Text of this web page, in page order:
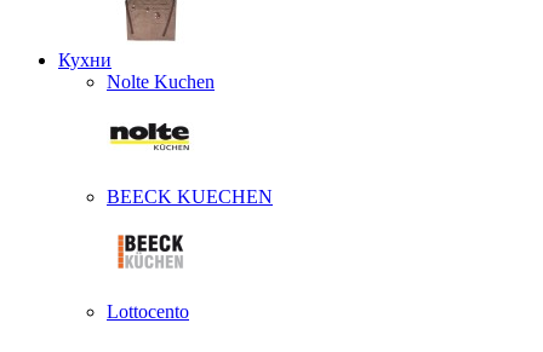
Кухни
Nolte Kuchen
BEECK KUECHEN
Lottocento